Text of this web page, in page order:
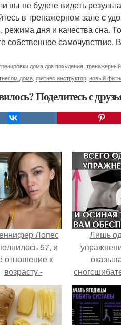
вы не будете видеть
в тренажерном зале с
режима дня и качества сна.
собственное самочувствие.
дома для похудения
дома фитнес инструктор новый
Поделитесь с
Лопес
57, и
отношение к
возрасту -
настоящий
манифест
"не
что я
Лишь
эффект:
талия и
живот -
огромная